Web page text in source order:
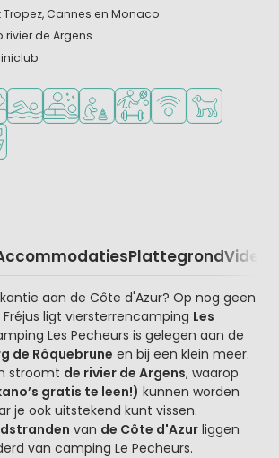
Tropez, Cannes en Monaco
de Argens
bergenomgeving
het water
Openlucht zwembad
Wellnessfaciliteiten
Aanbevolen voor jonge kinderen
Veel mogelijkheden om
WiFi beschikbaar
Huisdieren
pizzeria
PlattegrondVideo
aan de Côte d'Azur? Op nog geen
Fréjus ligt viersterrencamping Les
Les Pecheurs is gelegen aan de
de Rôquebrune en bij een klein meer.
stroomt de rivier de Argens, waarop
gratis te leen!) kunnen worden
je ook uitstekend kunt vissen.
van de Côte d'Azurliggen
van camping Le Pecheurs.